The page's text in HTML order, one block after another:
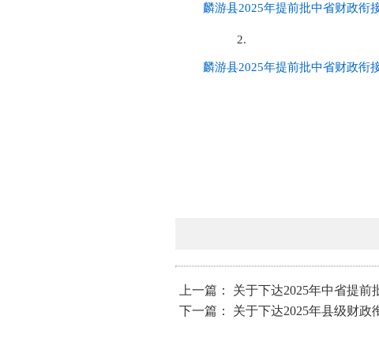
麟游县2025年提前批中省财政衔
2.
麟游县2025年提前批中省财政衔
上一篇： 关于下达2025年中省提
下一篇： 关于下达2025年县级财